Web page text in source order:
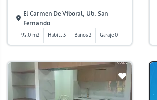
El Carmen De Viboral, Ub. San
Fernando
92.0 m2 Habit. 3 Baños 2 Garaje 0